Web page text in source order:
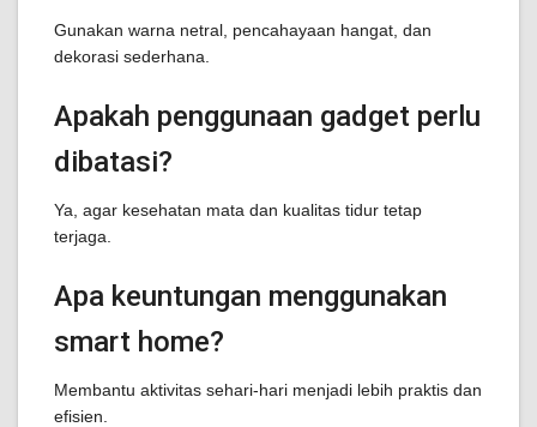
Gunakan warna netral, pencahayaan hangat, dan
dekorasi sederhana.
Apakah penggunaan gadget perlu
dibatasi?
Ya, agar kesehatan mata dan kualitas tidur tetap
terjaga.
Apa keuntungan menggunakan
smart home?
Membantu aktivitas sehari-hari menjadi lebih praktis dan
efisien.